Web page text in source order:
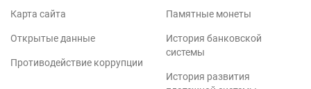
Карта сайта
Открытые данные
Противодействие коррупции
Памятные монеты
История банковской
системы
История развития